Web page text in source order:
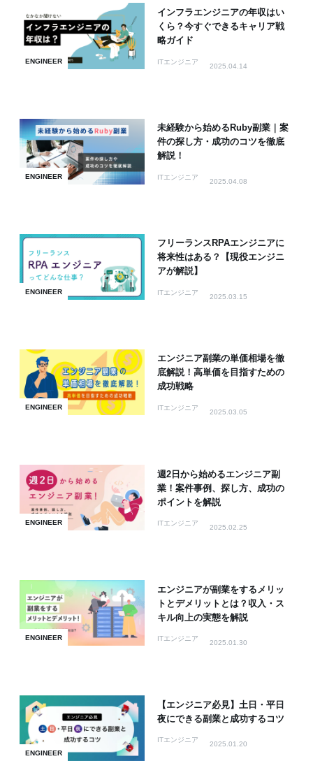
ENGINEER
インフラエンジニアの年収はい
くら？今すぐできるキャリア戦
略ガイド
ITエンジニア
2025.04.14
ENGINEER
未経験から始めるRuby副業｜案
件の探し方・成功のコツを徹底
解説！
ITエンジニア
2025.04.08
ENGINEER
フリーランスRPAエンジニアに
将来性はある？【現役エンジニ
アが解説】
ITエンジニア
2025.03.15
ENGINEER
エンジニア副業の単価相場を徹
底解説！高単価を目指すための
成功戦略
ITエンジニア
2025.03.05
ENGINEER
週2日から始めるエンジニア副
業！案件事例、探し方、成功の
ポイントを解説
ITエンジニア
2025.02.25
ENGINEER
エンジニアが副業をするメリッ
トとデメリットとは？収入・ス
キル向上の実態を解説
ITエンジニア
2025.01.30
ENGINEER
【エンジニア必見】土日・平日
夜にできる副業と成功するコツ
ITエンジニア
2025.01.20